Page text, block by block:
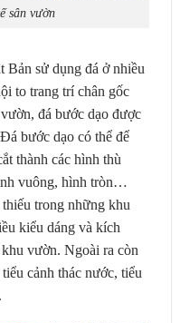
sân vườn
Bản sử dụng đá ở nhiều
to trang trí chân gốc
đá bước dạo được
bước dạo có thể để
thành các hình thù
vuông, hình tròn…
trong những khu
kiểu dáng và kích
vườn. Ngoài ra còn
cảnh thác nước, tiểu